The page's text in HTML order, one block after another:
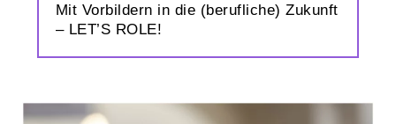
Mit Vorbildern in die (berufliche) Zukunft
– LET’S ROLE!